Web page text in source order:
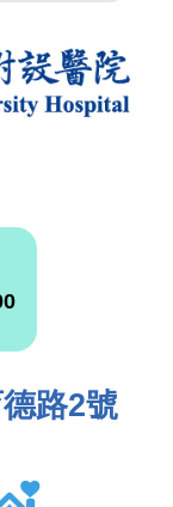
路2號